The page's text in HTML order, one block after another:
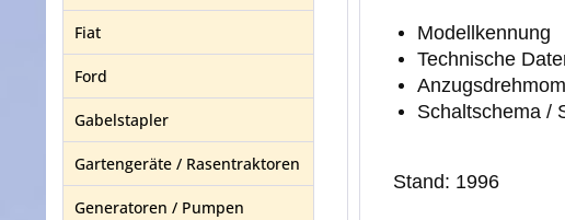
Fiat
Ford
Gabelstapler
Gartengeräte / Rasentraktoren
Generatoren / Pumpen
Modellkennung
Technische
Schaltschema /
Stand: 1996